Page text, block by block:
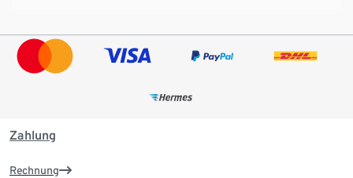
Zahlung
Rechnung